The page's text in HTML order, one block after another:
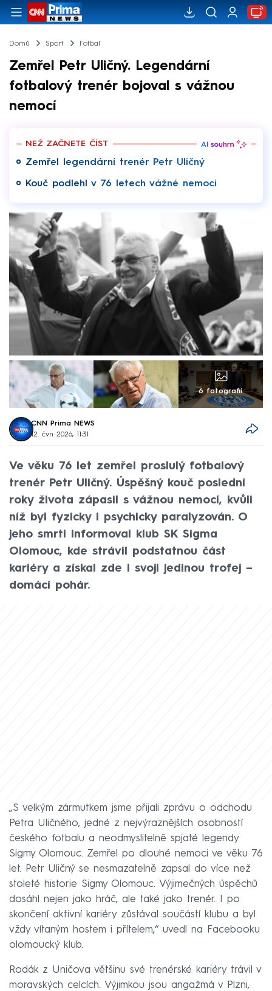
Domů Sport Fotbal
Zemřel Petr Uličný. Legendární
fotbalový trenér bojoval s vážnou
nemocí
NEŽ ZAČNETE ČÍST
Zemřel legendární trenér Petr Uličný
Kouč podlehl v 76 letech vážné nemoci
6 fotografií
CNN Prima NEWS
12. čvn 2026, 11:31
Ve věku 76 let zemřel proslulý fotbalový
trenér Petr Uličný. Úspěšný kouč poslední
roky života zápasil s vážnou nemocí, kvůli
níž byl fyzicky i psychicky paralyzován. O
jeho smrti informoval klub SK Sigma
Olomouc, kde strávil podstatnou část
kariéry a získal zde i svoji jedinou trofej –
domácí pohár.
„S velkým zármutkem jsme přijali zprávu o odchodu
Petra Uličného, jedné z nejvýraznějších osobností
českého fotbalu a neodmyslitelně spjaté legendy
Sigmy Olomouc. Zemřel po dlouhé nemoci ve věku 76
let. Petr Uličný se nesmazatelně zapsal do více než
stoleté historie Sigmy Olomouc. Výjimečných úspěchů
dosáhl nejen jako hráč, ale také jako trenér. I po
skončení aktivní kariéry zůstával součástí klubu a byl
vždy vítaným hostem i přítelem,“ uvedl na Facebooku
olomoucký klub.
Rodák z Uničova většinu své trenérské kariéry trávil v
moravských celcích. Výjimkou jsou angažmá v Plzni,